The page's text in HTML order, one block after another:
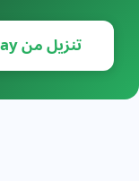
تنزيل من Google Play